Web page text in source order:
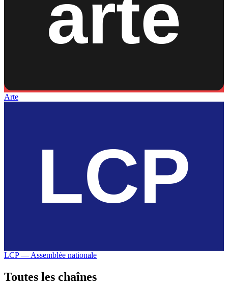
Arte
LCP — Assemblée nationale
Toutes les chaînes